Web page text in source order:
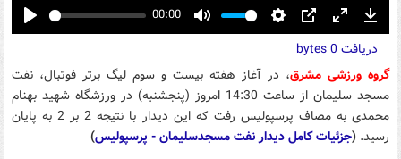
Play
00:00
Mute Settings
PIP Enter
fullscreen
دریافت 0 bytes
گروه ورزشی مشرق، در آغاز هفته بیست و سوم لیگ برتر فوتبال، نفت
مسجد سلیمان از ساعت 14:30 امروز (پنجشنبه) در ورزشگاه شهید بهنام
محمدی به مصاف پرسپولیس رفت که این دیدار با نتیجه 2 بر 2 به پایان
رسید. (جزئیات کامل دیدار نفت مسجدسلیمان - پرسپولیس)